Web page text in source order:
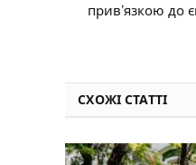
прив’язкою до
СХОЖІ СТАТТІ